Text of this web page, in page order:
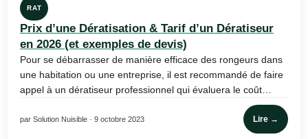
RAT
Prix d’une Dératisation & Tarif d’un Dératiseur
en 2026 (et exemples de devis)
Pour se débarrasser de manière efficace des rongeurs dans
une habitation ou une entreprise, il est recommandé de faire
appel à un dératiseur professionnel qui évaluera le coût…
par Solution Nuisible · 9 octobre 2023 Lire →